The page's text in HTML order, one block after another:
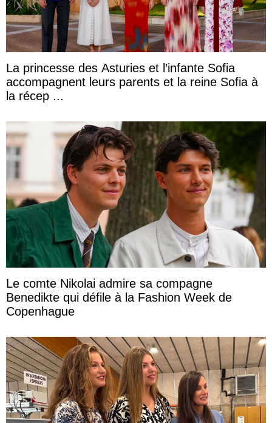
La princesse des Asturies et l’infante Sofia
accompagnent leurs parents et la reine Sofia à
la récep ...
Le comte Nikolai admire sa compagne
Benedikte qui défile à la Fashion Week de
Copenhague